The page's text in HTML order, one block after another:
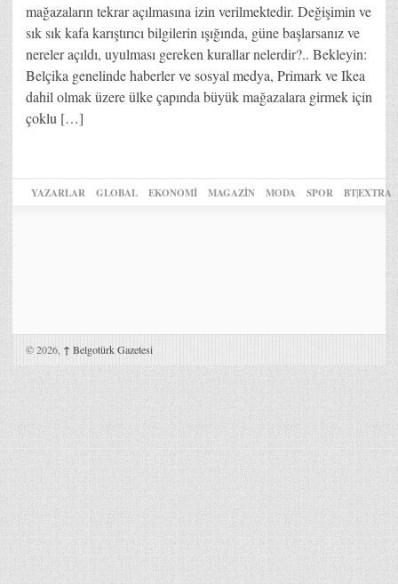
mağazaların tekrar açılmasına izin verilmektedir. Değişimin ve
sık sık kafa karıştırıcı bilgilerin ışığında, güne başlarsanız ve
nereler açıldı, uyulması gereken kurallar nelerdir?.. Bekleyin:
Belçika genelinde haberler ve sosyal medya, Primark ve Ikea
dahil olmak üzere ülke çapında büyük mağazalara girmek için
çoklu […]
YAZARLAR GLOBAL EKONOMİ MAGAZİN MODA SPOR BT|EXTRA
© 2026, ↑ Belgotürk Gazetesi